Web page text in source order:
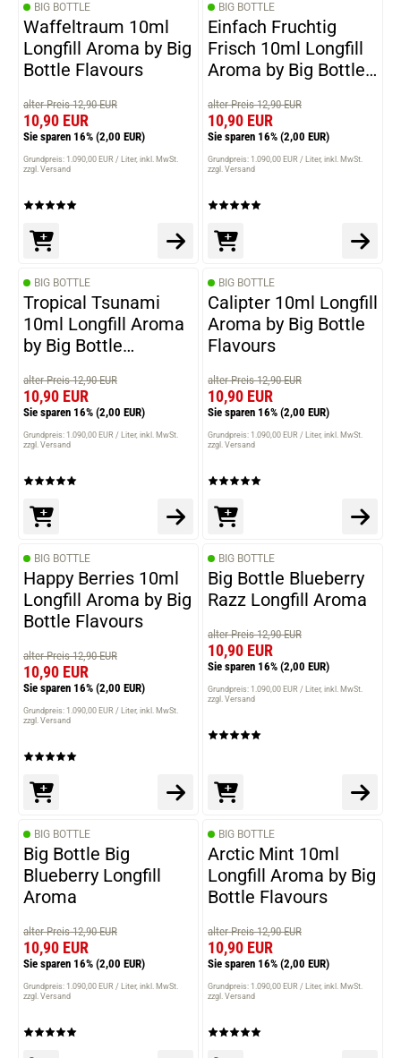
BIG BOTTLE
Waffeltraum 10ml
Longfill Aroma by Big
Bottle Flavours
alter Preis 12,90 EUR
10,90 EUR
Sie sparen 16% (2,00 EUR)
Grundpreis: 1.090,00 EUR / Liter inkl. MwSt.
zzgl. Versand
BIG BOTTLE
Einfach Fruchtig
Frisch 10ml Longfill
Aroma by Big Bottle
alter Preis 12,90 EUR
10,90 EUR
Sie sparen 16% (2,00 EUR)
Grundpreis: 1.090,00 EUR / Liter inkl. MwSt.
zzgl. Versand
BIG BOTTLE
Tropical Tsunami
10ml Longfill Aroma
by Big Bottle
alter Preis 12,90 EUR
10,90 EUR
Sie sparen 16% (2,00 EUR)
Grundpreis: 1.090,00 EUR / Liter inkl. MwSt.
zzgl. Versand
BIG BOTTLE
Calipter 10ml Longfill
Aroma by Big Bottle
Flavours
alter Preis 12,90 EUR
10,90 EUR
Sie sparen 16% (2,00 EUR)
Grundpreis: 1.090,00 EUR / Liter inkl. MwSt.
zzgl. Versand
BIG BOTTLE
Happy Berries 10ml
Longfill Aroma by Big
Bottle Flavours
alter Preis 12,90 EUR
10,90 EUR
Sie sparen 16% (2,00 EUR)
Grundpreis: 1.090,00 EUR / Liter inkl. MwSt.
zzgl. Versand
BIG BOTTLE
Big Bottle Blueberry
Razz Longfill Aroma
alter Preis 12,90 EUR
10,90 EUR
Sie sparen 16% (2,00 EUR)
Grundpreis: 1.090,00 EUR / Liter inkl. MwSt.
zzgl. Versand
BIG BOTTLE
Big Bottle Big
Blueberry Longfill
Aroma
alter Preis 12,90 EUR
10,90 EUR
Sie sparen 16% (2,00 EUR)
Grundpreis: 1.090,00 EUR / Liter inkl. MwSt.
zzgl. Versand
BIG BOTTLE
Arctic Mint 10ml
Longfill Aroma by Big
Bottle Flavours
alter Preis 12,90 EUR
10,90 EUR
Sie sparen 16% (2,00 EUR)
Grundpreis: 1.090,00 EUR / Liter inkl. MwSt.
zzgl. Versand